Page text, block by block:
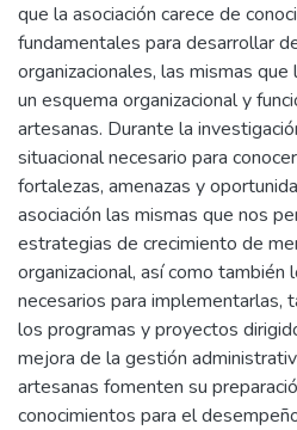
que la asociación carece de
fundamentales para desarrollar
organizacionales, las mismas
un esquema organizacional y
artesanas. Durante la
situacional necesario para
fortalezas, amenazas y
asociación las mismas que nos
estrategias de crecimiento de
organizacional, así como también
necesarios para implementarlas,
los programas y proyectos
mejora de la gestión
artesanas fomenten su
conocimientos para el